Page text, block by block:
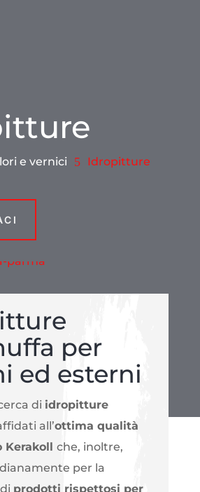
e vernici 5 Idropitture
per
ed esterni
di idropitture
all’ottima qualità
che, inoltre,
per la
prodotti rispettosi per